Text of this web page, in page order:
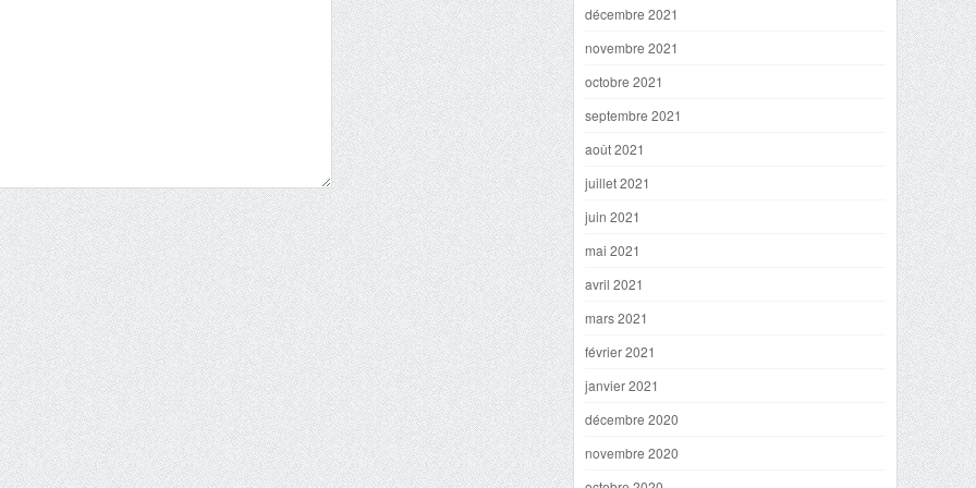
décembre 2021
novembre 2021
octobre 2021
septembre 2021
août 2021
juillet 2021
juin 2021
mai 2021
avril 2021
mars 2021
février 2021
janvier 2021
décembre 2020
novembre 2020